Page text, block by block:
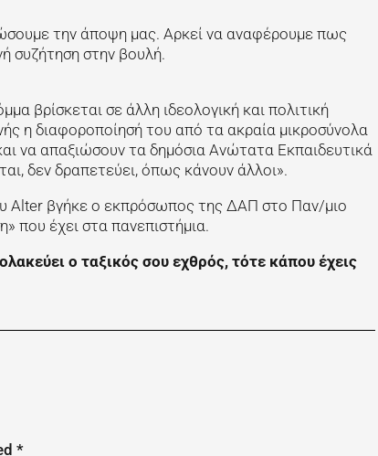
την άποψη μας. Αρκεί να αναφέρουμε πως
συζήτηση στην βουλή.
βρίσκεται σε άλλη ιδεολογική και πολιτική
η διαφοροποίησή του από τα ακραία μικροσύνολα
να απαξιώσουν τα δημόσια Ανώτατα Εκπαιδευτικά
δεν δραπετεύει, όπως κάνουν άλλοι».
Alter βγήκε ο εκπρόσωπος της ΔΑΠ στο Παν/μιο
που έχει στα πανεπιστήμια.
ο ταξικός σου εχθρός, τότε κάπου έχεις
*